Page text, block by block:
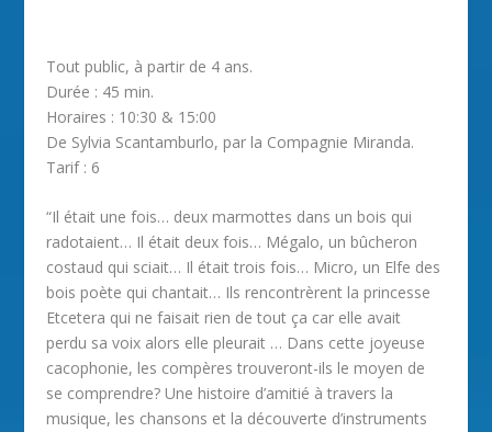
Tout public, à partir de 4 ans.
Durée : 45 min.
Horaires : 10:30 & 15:00
De Sylvia Scantamburlo, par la Compagnie Miranda.
Tarif : 6
“Il était une fois… deux marmottes dans un bois qui
radotaient… Il était deux fois… Mégalo, un bûcheron
costaud qui sciait… Il était trois fois… Micro, un Elfe des
bois poète qui chantait… Ils rencontrèrent la princesse
Etcetera qui ne faisait rien de tout ça car elle avait
perdu sa voix alors elle pleurait … Dans cette joyeuse
cacophonie, les compères trouveront-ils le moyen de
se comprendre? Une histoire d’amitié à travers la
musique, les chansons et la découverte d’instruments